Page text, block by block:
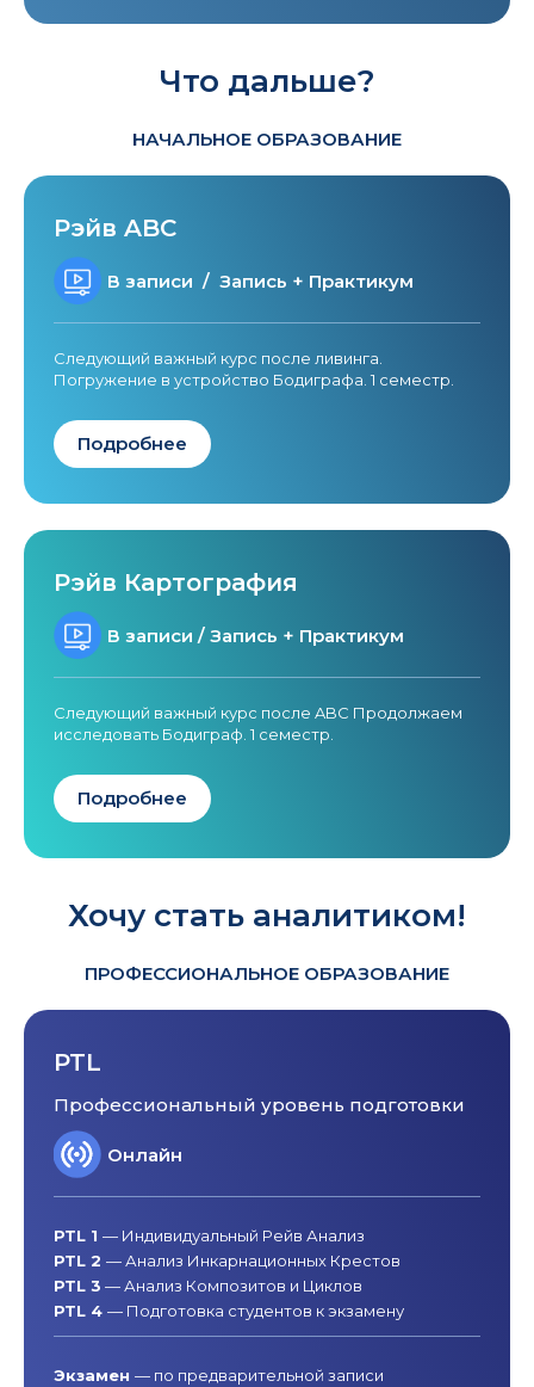
Что дальше?
НАЧАЛЬНОЕ ОБРАЗОВАНИЕ
Рэйв ABC
В записи / Запись + Практикум
Следующий важный курс после ливинга.
Погружение в устройство Бодиграфа. 1 семестр.
Подробнее
Рэйв Картография
В записи / Запись + Практикум
Следующий важный курс после ABC Продолжаем
исследовать Бодиграф. 1 семестр.
Подробнее
Хочу стать аналитиком!
ПРОФЕССИОНАЛЬНОЕ ОБРАЗОВАНИЕ
PTL
Профессиональный уровень подготовки
Онлайн
PTL 1 — Индивидуальный Рейв Анализ
PTL 2 — Анализ Инкарнационных Крестов
PTL 3 — Анализ Композитов и Циклов
PTL 4 — Подготовка студентов к экзамену
Экзамен — по предварительной записи